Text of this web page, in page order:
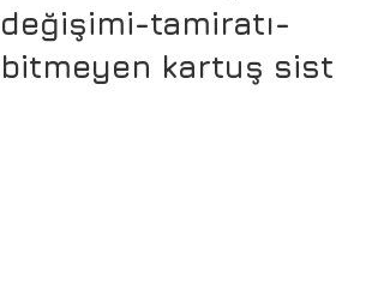
değişimi-tamiratı-
bitmeyen kartuş sist